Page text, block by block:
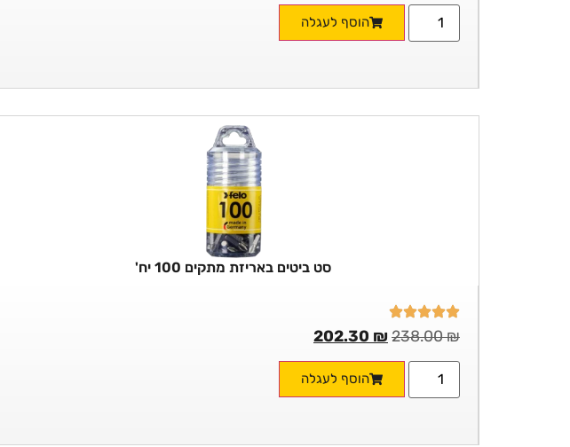
הוסף לעגלה
סט ביטים באריזת מתקים 100 יח'
238.00₪
202.30 ₪
הוסף לעגלה